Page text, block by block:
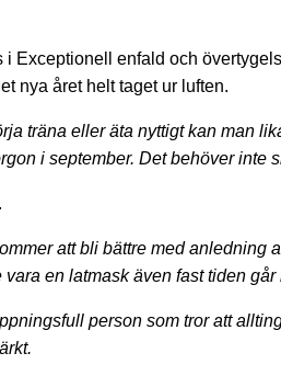
Exceptionell enfald och
nya året helt taget ur luften.
träna eller äta nyttigt kan man
i september. Det behöver inte
att bli bättre med anledning
en latmask även fast tiden går
person som tror att